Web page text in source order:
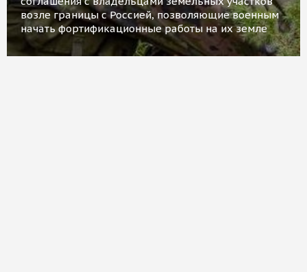
возле границы с Россией, позволяющие военным
начать фортификационные работы на их земле